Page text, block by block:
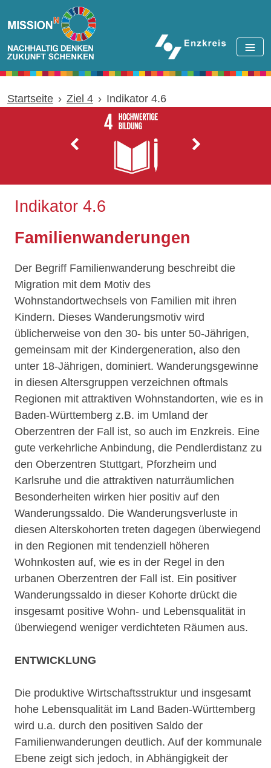
Startseite Ziel 4 Indikator 4.6
Indikator 4.6
Familienwanderungen
Der Begriff Familienwanderung beschreibt die
Migration mit dem Motiv des
Wohnstandortwechsels von Familien mit ihren
Kindern. Dieses Wanderungsmotiv wird
üblicherweise von den 30- bis unter 50-Jährigen,
gemeinsam mit der Kindergeneration, also den
unter 18-Jährigen, dominiert. Wanderungsgewinne
in diesen Altersgruppen verzeichnen oftmals
Regionen mit attraktiven Wohnstandorten, wie es in
Baden-Württemberg z.B. im Umland der
Oberzentren der Fall ist, so auch im Enzkreis. Eine
gute verkehrliche Anbindung, die Pendlerdistanz zu
den Oberzentren Stuttgart, Pforzheim und
Karlsruhe und die attraktiven naturräumlichen
Besonderheiten wirken hier positiv auf den
Wanderungssaldo. Die Wanderungsverluste in
diesen Alterskohorten treten dagegen überwiegend
in den Regionen mit tendenziell höheren
Wohnkosten auf, wie es in der Regel in den
urbanen Oberzentren der Fall ist. Ein positiver
Wanderungssaldo in dieser Kohorte drückt die
insgesamt positive Wohn- und Lebensqualität in
überwiegend weniger verdichteten Räumen aus.
ENTWICKLUNG
Die produktive Wirtschaftsstruktur und insgesamt
hohe Lebensqualität im Land Baden-Württemberg
wird u.a. durch den positiven Saldo der
Familienwanderungen deutlich. Auf der kommunale
Ebene zeigt sich jedoch, in Abhängigkeit der